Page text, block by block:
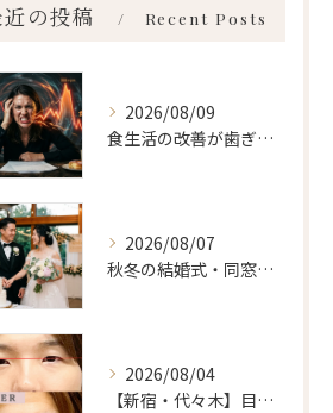
の投稿 Recent Posts
2026/08/09
食生活の改善が歯ぎしり、食いしばり 新宿・食いしばり・骨盤矯正・小顔矯正・顎関節症・顔の左右差ならailesシンメトリー矯正院
2026/08/07
秋冬の結婚式・同窓会に間に合わせるなら「今」始めるべき理由 ailes式 before・after 新宿・食いしばり・骨盤矯正・小顔矯正・顎関節症・顔の左右差ならailesシンメトリー矯正院
2026/08/04
【新宿・代々木】目の左右差ailes式 before・after 新宿・食いしばり・骨盤矯正・小顔矯正・顎関節症・顔の左右差ならailesシンメトリー矯正院